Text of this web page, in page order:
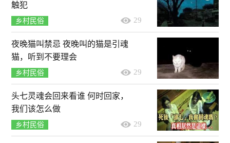
触犯
乡村民俗 29
夜晚猫叫禁忌 夜晚叫的猫是引魂
猫，听到不要理会
乡村民俗 29
头七灵魂会回来看谁 何时回家，
我们该怎么做
乡村民俗 29